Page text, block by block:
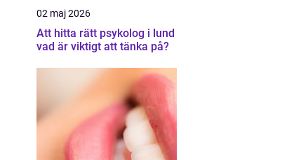
02 maj 2026
Att hitta rätt psykolog i lund
vad är viktigt att tänka på?